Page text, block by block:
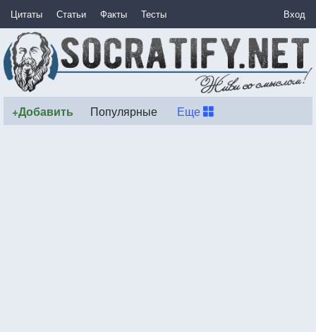
Цитаты Статьи Факты Тесты Вход
+Добавить Популярные Еще